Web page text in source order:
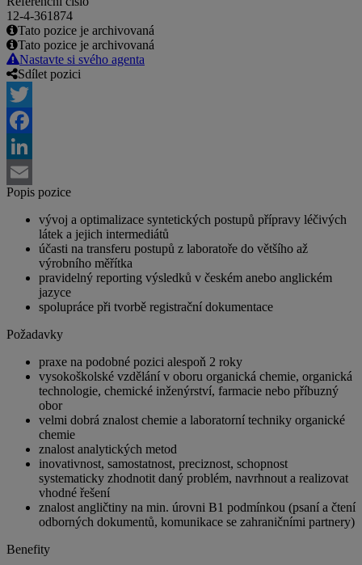
12-4-361874
Tato pozice je archivovaná
Tato pozice je archivovaná
Nastavte si svého agenta
Sdílet pozici
Twitter
Facebook
LinkedIn
Email
Popis pozice
vývoj a optimalizace syntetických postupů přípravy léčivých
látek a jejich intermediátů
účasti na transferu postupů z laboratoře do většího až
výrobního měřítka
pravidelný reporting výsledků v českém anebo anglickém
jazyce
spolupráce při tvorbě registrační dokumentace
Požadavky
praxe na podobné pozici alespoň 2 roky
vysokoškolské vzdělání v oboru organická chemie, organická
technologie, chemické inženýrství, farmacie nebo příbuzný
obor
velmi dobrá znalost chemie a laboratorní techniky organické
chemie
znalost analytických metod
inovativnost, samostatnost, preciznost, schopnost
systematicky zhodnotit daný problém, navrhnout a realizovat
vhodné řešení
znalost angličtiny na min. úrovni B1 podmínkou (psaní a čtení
odborných dokumentů, komunikace se zahraničními partnery)
Benefity